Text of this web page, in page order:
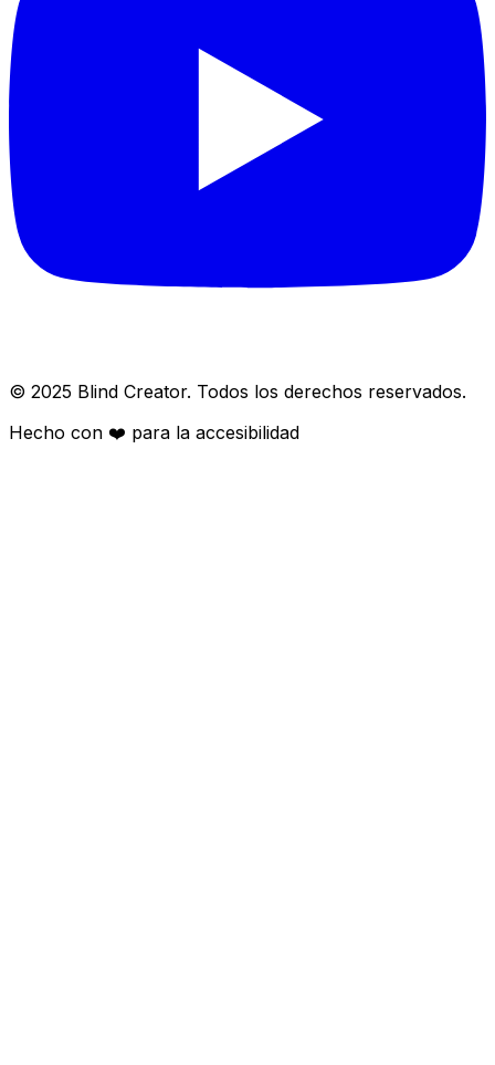
© 2025 Blind Creator. Todos los derechos reservados.
Hecho con ❤️ para la accesibilidad